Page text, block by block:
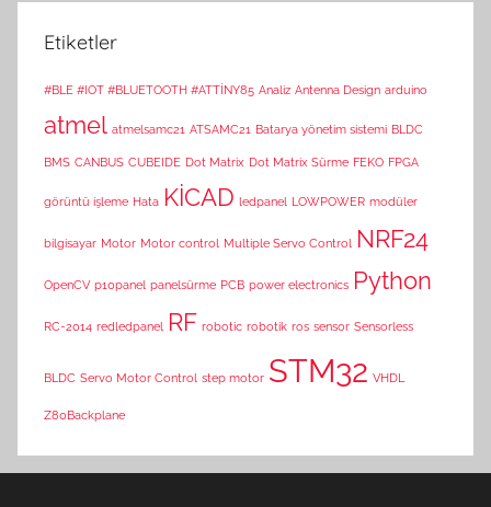
Etiketler
#BLE #IOT #BLUETOOTH #ATTİNY85 Analiz Antenna Design arduino
atmel atmelsamc21 ATSAMC21 Batarya yönetim sistemi BLDC
BMS CANBUS CUBEIDE Dot Matrix Dot Matrix Sürme FEKO FPGA
görüntü işleme Hata KİCAD ledpanel LOWPOWER modüler
bilgisayar Motor Motor control Multiple Servo Control NRF24
OpenCV p10panel panelsürme PCB power electronics Python
RC-2014 redledpanel RF robotic robotik ros sensor Sensorless
BLDC Servo Motor Control step motor STM32 VHDL
Z80Backplane